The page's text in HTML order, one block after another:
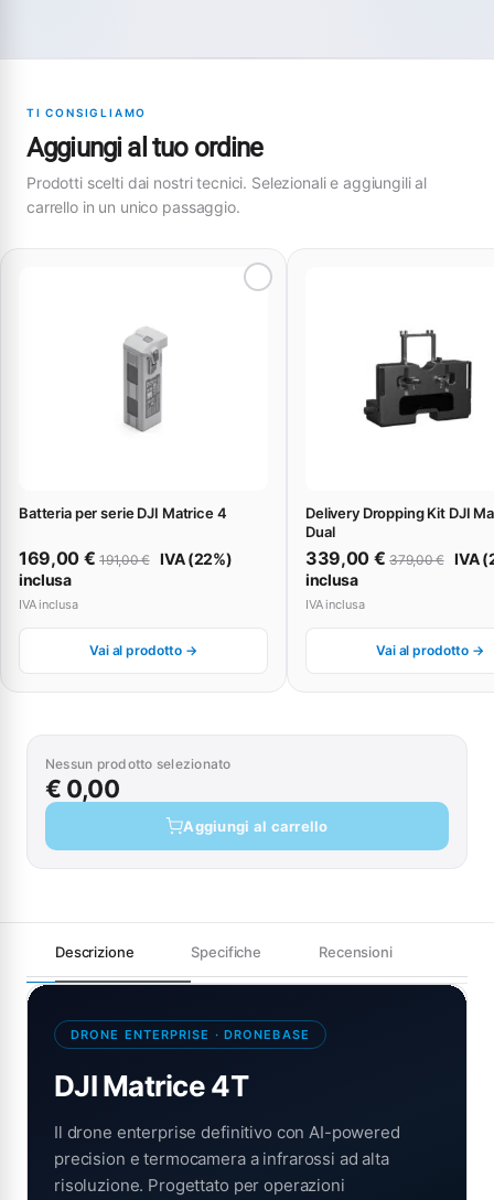
TI CONSIGLIAMO
Aggiungi al tuo ordine
Prodotti scelti dai nostri tecnici. Selezionali e aggiungili al
carrello in un unico passaggio.
Batteria per serie DJI Matrice 4
169,00 € 191,00€
IVA (22%)
inclusa
IVA inclusa
Vai al prodotto →
Delivery Dropping Kit DJI
Dual
339,00 € 379,00€
IVA
inclusa
IVA inclusa
Vai al prodotto →
Nessun prodotto selezionato
€ 0,00
Aggiungi al carrello
Descrizione Specifiche Recensioni
DRONE ENTERPRISE · DRONEBASE
DJI Matrice 4T
Il drone enterprise definitivo con AI-powered
precision e termocamera a infrarossi ad alta
risoluzione. Progettato per operazioni